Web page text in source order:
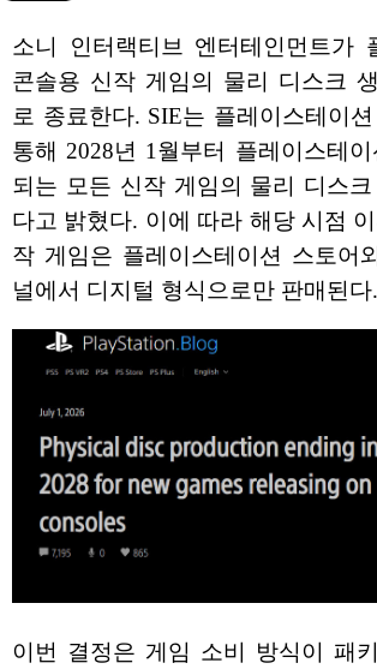
소니 인터랙티브 엔터테인먼트가
콘솔용 신작 게임의 물리 디스크
로 종료한다. SIE는 플레이스테이
통해 2028년 1월부터 플레이스테
되는 모든 신작 게임의 물리 디스
다고 밝혔다. 이에 따라 해당 시점
작 게임은 플레이스테이션 스토어
널에서 디지털 형식으로만 판매된다.
이번 결정은 게임 소비 방식이 패